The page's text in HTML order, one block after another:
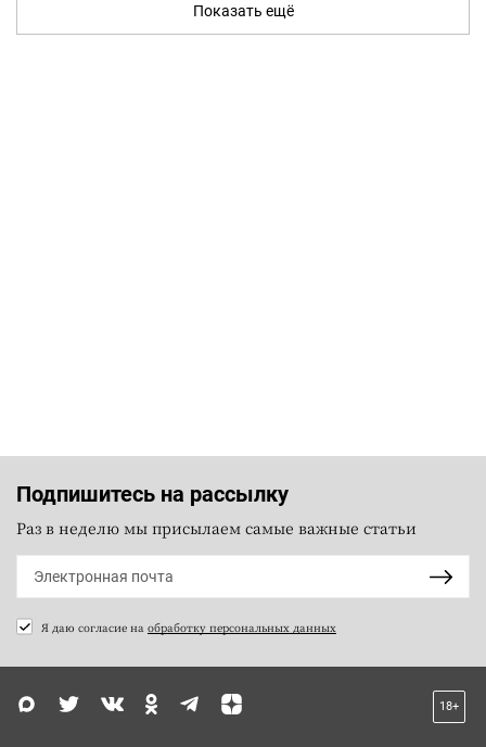
Показать ещё
Подпишитесь на рассылку
Раз в неделю мы присылаем самые важные статьи
Я даю согласие на обработку персональных данных
18+